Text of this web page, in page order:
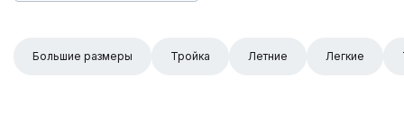
Большие размеры Тройка Летние Легкие